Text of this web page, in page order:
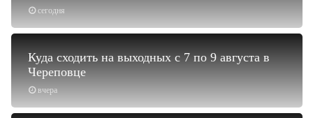
сегодня
вчера
Куда сходить на выходных с 7 по 9 августа в
Череповце